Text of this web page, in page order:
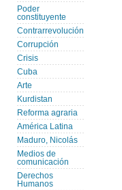
Poder
constituyente
Contrarrevolución
Corrupción
Crisis
Cuba
Arte
Kurdistan
Reforma agraria
América Latina
Maduro, Nicolás
Medios de
comunicación
Derechos
Humanos